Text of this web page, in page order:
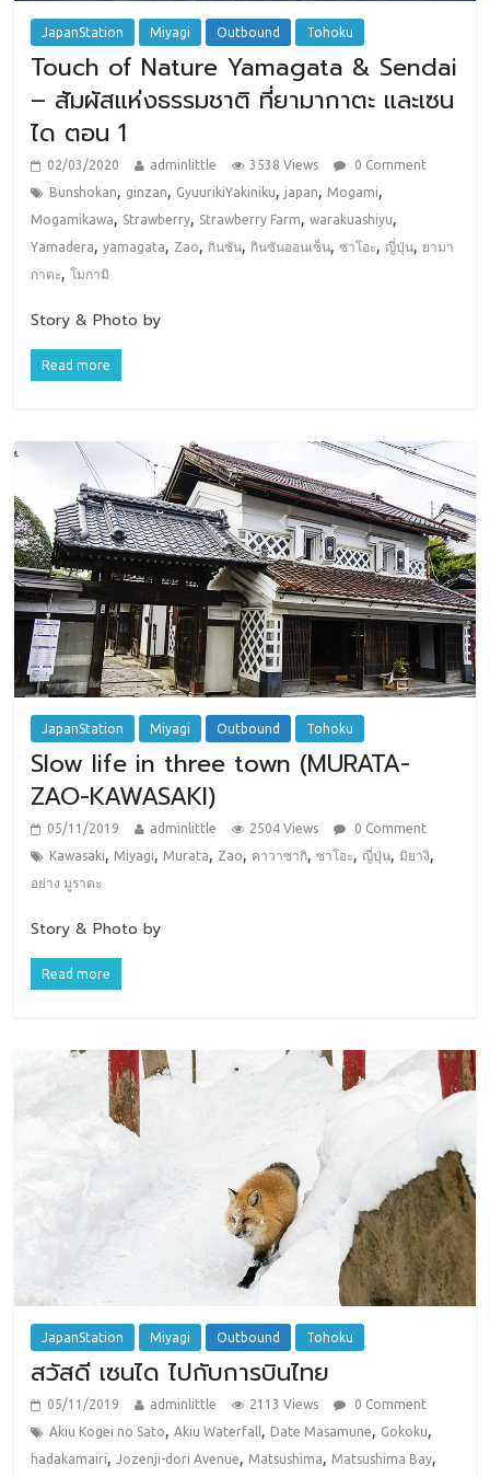
JapanStation Miyagi Outbound Tohoku
Touch of Nature Yamagata & Sendai
– สัมผัสแห่งธรรมชาติ ที่ยามากาตะ และเซน
ได ตอน 1
02/03/2020 adminlittle 3538 Views
0 Comment
Bunshokan, ginzan, GyuurikiYakiniku, japan, Mogami,
Mogamikawa, Strawberry, Strawberry Farm,warakuashiyu,
Yamadera,yamagata, Zao,กินซัน,กินซันออนเซ็น,ซาโอะ, ญี่ปุ่น, ยามา
กาตะ,โมกามิ
Story & Photo by
Read more
JapanStation Miyagi Outbound Tohoku
Slow life in three town (MURATA-
ZAO-KAWASAKI)
05/11/2019 adminlittle 2504 Views
0 Comment
Kawasaki, Miyagi, Murata, Zao, คาวาซากิ,ซาโอะ, ญี่ปุ่น,มิยางิ,
อย่าง มูราตะ
Story & Photo by
Read more
JapanStation Miyagi Outbound Tohoku
สวัสดี เซนได ไปกับการบินไทย
05/11/2019 adminlittle 2113 Views
0 Comment
Akiu Kogei no Sato,Akiu Waterfall , Date Masamune, Gokoku,
hadakamairi,Jozenji-dori Avenue, Matsushima, Matsushima Bay,